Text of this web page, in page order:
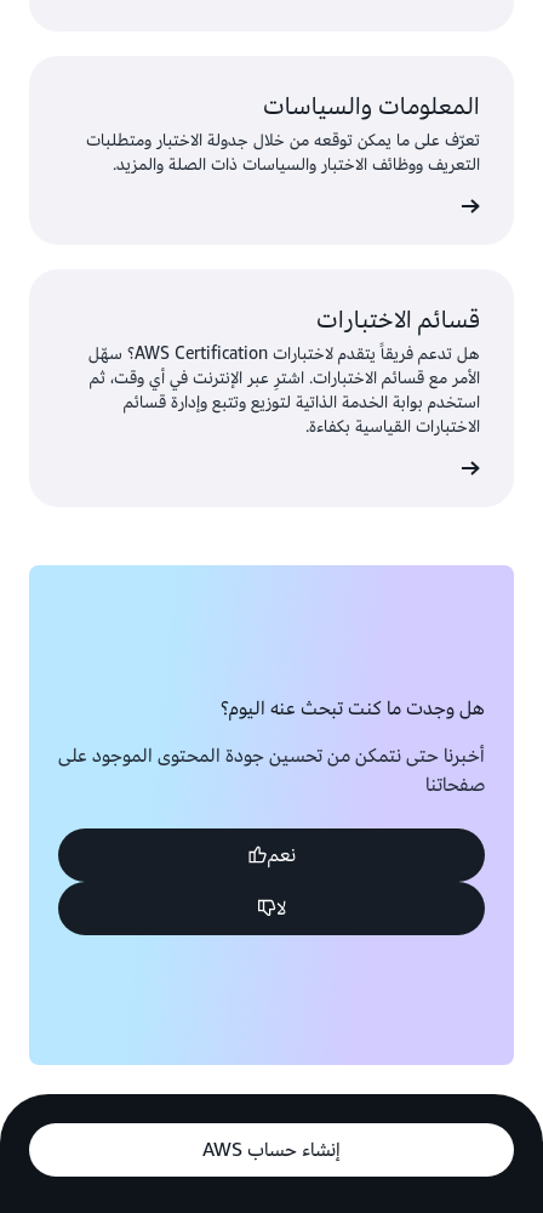
المعلومات والسياسات
تعرّف على ما يمكن توقعه من خلال جدولة الاختبار ومتطلبات
التعريف ووظائف الاختبار والسياسات ذات الصلة والمزيد.
قسائم الاختبارات
هل تدعم فريقاً يتقدم لاختبارات AWS Certification؟ سهّل
الأمر مع قسائم الاختبارات. اشترِ عبر الإنترنت في أي وقت، ثم
استخدم بوابة الخدمة الذاتية لتوزيع وتتبع وإدارة قسائم
الاختبارات القياسية بكفاءة.
هل وجدت ما كنت تبحث عنه اليوم؟
أخبرنا حتى نتمكن من تحسين جودة المحتوى الموجود على
صفحاتنا
نعم
لا
إنشاء حساب AWS